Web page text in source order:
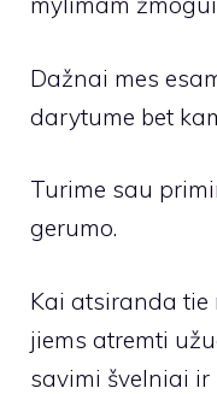
Dažnai mes
darytume bet
Turime sau
gerumo.
Kai atsiranda tie
jiems atremti
savimi švelniai